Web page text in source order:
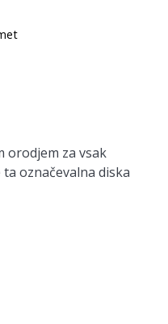
orodjem za vsak
označevalna diska